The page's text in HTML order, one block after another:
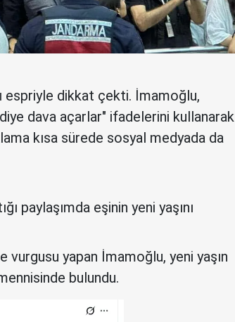
espriyle dikkat çekti. İmamoğlu,
dava açarlar" ifadelerini kullanarak
kısa sürede sosyal medyada da
paylaşımda eşinin yeni yaşını
vurgusu yapan İmamoğlu, yeni yaşın
bulundu.